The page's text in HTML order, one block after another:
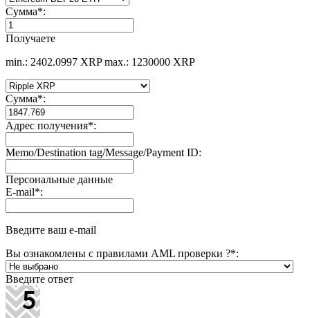
Сумма*:
Получаете
min.: 2402.0997 XRP max.: 1230000 XRP
Сумма*:
Адрес получения*:
Memo/Destination tag/Message/Payment ID:
Персональные данные
E-mail*:
Введите ваш e-mail
Вы ознакомлены с правилами AML проверки ?*:
Введите ответ